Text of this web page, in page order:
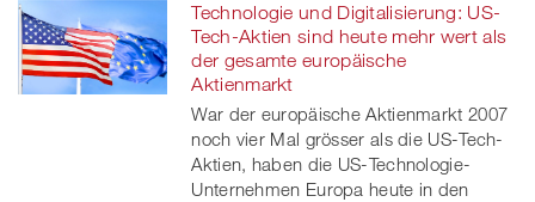
Technologie und Digitalisierung: US-
Tech-Aktien sind heute mehr wert als
der gesamte europäische
Aktienmarkt
War der europäische Aktienmarkt 2007
noch vier Mal grösser als die US-Tech-
Aktien, haben die US-Technologie-
Unternehmen Europa heute in den